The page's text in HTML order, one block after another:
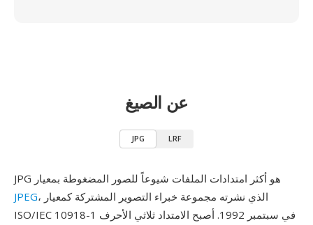
عن الصيغ
JPG LRF
JPG هو أكثر امتدادات الملفات شيوعاً للصور المضغوطة بمعيار
JPEG، الذي نشرته مجموعة خبراء التصوير المشتركة كمعيار
ISO/IEC 10918-1 في سبتمبر 1992. أصبح الامتداد ثلاثي الأحرف